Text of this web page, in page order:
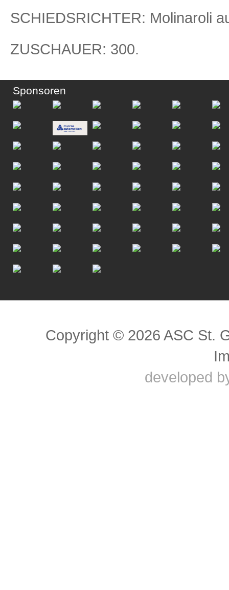
SCHIEDSRICHTER: Molinaroli
ZUSCHAUER: 300.
Sponsoren
Copyright © 2026 ASC St.
developed